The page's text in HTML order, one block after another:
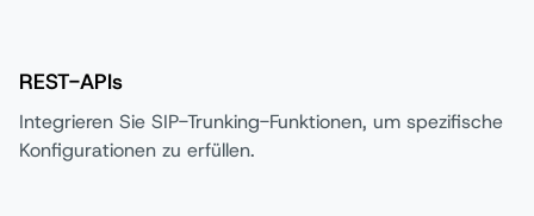
REST-APIs
Integrieren Sie SIP-Trunking-Funktionen, um spezifische
Konfigurationen zu erfüllen.